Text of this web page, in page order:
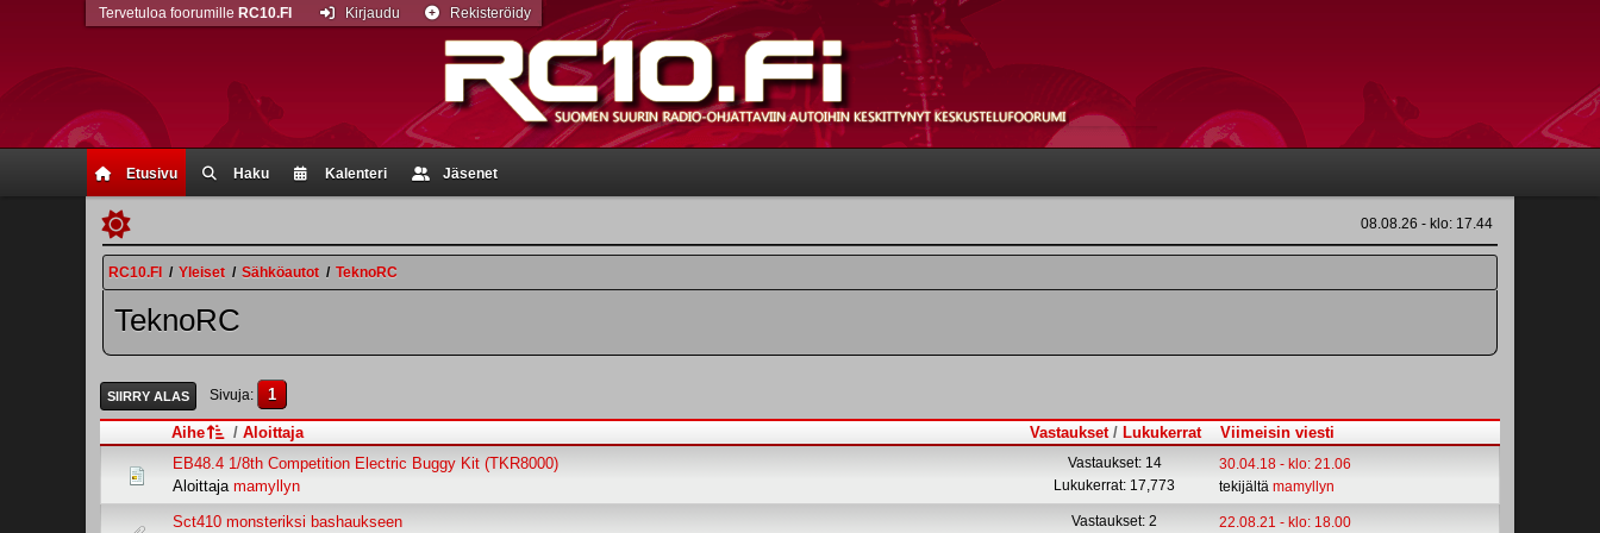
Etusivu Haku Kalenteri Jäsenet
Tervetuloa foorumille RC10.FI Kirjaudu Rekisteröidy
08.08.26 - klo: 17.44
RC10.FI / Yleiset / Sähköautot / TeknoRC
TeknoRC
SIIRRY ALAS Sivuja 1
Aihe / Aloittaja Vastaukset/ Lukukerrat
Viimeisin viesti
EB48.4 1/8th Competition Electric Buggy Kit (TKR8000)
Aloittaja mamyllyn
Vastaukset: 14
Lukukerrat: 17,773
30.04.18 - klo: 21.06
tekijältämamyllyn
Sct410 monsteriksi bashaukseen
Vastaukset: 2
22.08.21 - klo: 18.00